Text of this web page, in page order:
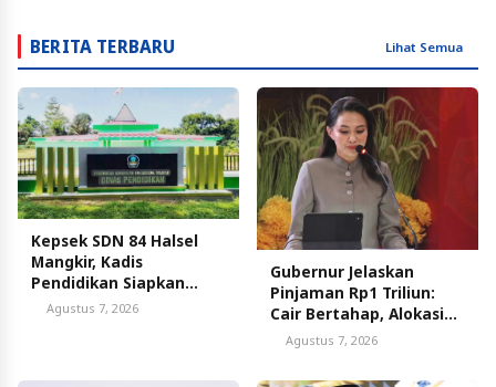
BERITA TERBARU Lihat Semua
Kepsek SDN 84 Halsel
Mangkir, Kadis
Pendidikan Siapkan
Panggilan Ketiga
Agustus 7, 2026
Gubernur Jelaskan
Pinjaman Rp1 Triliun:
Cair Bertahap, Alokasi
Sesuai Kebutuhan
Agustus 7, 2026